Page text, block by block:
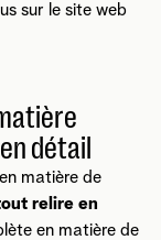
sur le site web
détail
matière de
relire en
en matière de